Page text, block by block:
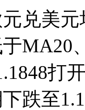
兑美
MA20
打
跌至